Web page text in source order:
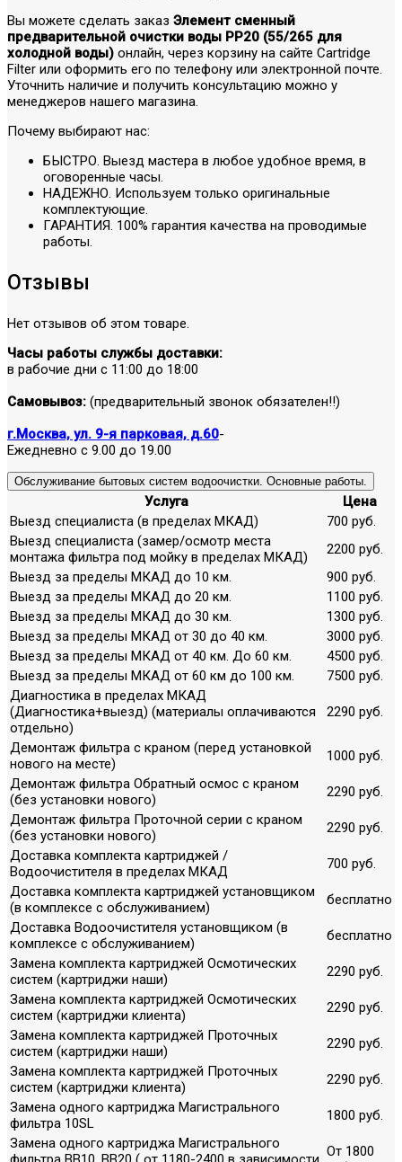
Вы можете сделать заказ Элемент сменный
предварительной очистки воды РР20 (55/265 для
холодной воды) онлайн, через корзину на сайте Cartridge
Filter или оформить его по телефону или электронной почте.
Уточнить наличие и получить консультацию можно у
менеджеров нашего магазина.
Почему выбирают нас:
БЫСТРО. Выезд мастера в любое удобное время, в
оговоренные часы.
НАДЕЖНО. Используем только оригинальные
комплектующие.
ГАРАНТИЯ. 100% гарантия качества на проводимые
работы.
Отзывы
Нет отзывов об этом товаре.
Часы работы службы доставки:
в рабочие дни с 11:00 до 18:00
Самовывоз: (предварительный звонок обязателен!!)
г.Москва, ул. 9-я парковая, д.60-
Ежедневно с 9.00 до 19.00
Обслуживание бытовых систем водоочистки. Основные работы.
Услуга
Цена
Выезд специалиста (в пределах МКАД)
700 руб.
Выезд специалиста (замер/осмотр места
монтажа фильтра под мойку в пределах МКАД)
2200 руб.
Выезд за пределы МКАД до 10 км.
900 руб.
Выезд за пределы МКАД до 20 км.
1100 руб.
Выезд за пределы МКАД до 30 км.
1300 руб.
Выезд за пределы МКАД от 30 до 40 км.
3000 руб.
Выезд за пределы МКАД от 40 км. До 60 км.
4500 руб.
Выезд за пределы МКАД от 60 км до 100 км.
7500 руб.
Диагностика в пределах МКАД
(Диагностика+выезд) (материалы оплачиваются
отдельно)
2290 руб.
Демонтаж фильтра с краном (перед установкой
нового на месте)
1000 руб.
Демонтаж фильтра Обратный осмос с краном
(без установки нового)
2290 руб.
Демонтаж фильтра Проточной серии с краном
(без установки нового)
2290 руб.
Доставка комплекта картриджей /
Водоочистителя в пределах МКАД
700 руб.
Доставка комплекта картриджей установщиком
(в комплексе с обслуживанием)
бесплатно
Доставка Водоочистителя установщиком (в
комплексе с обслуживанием)
бесплатно
Замена комплекта картриджей Осмотических
систем (картриджи наши)
2290 руб.
Замена комплекта картриджей Осмотических
систем (картриджи клиента)
2290 руб.
Замена комплекта картриджей Проточных
систем (картриджи наши)
2290 руб.
Замена комплекта картриджей Проточных
систем (картриджи клиента)
2290 руб.
Замена одного картриджа Магистрального
фильтра 10SL
1800 руб.
Замена одного картриджа Магистрального
От 1800